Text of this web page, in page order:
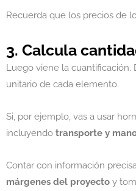
Recuerda que los precios de
3. Calcula
Luego viene la cuantificación.
unitario de cada elemento.
Si, por ejemplo, vas a usar
incluyendo transporte y
Contar con información
márgenes del proyecto y